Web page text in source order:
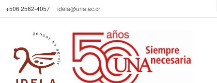
+506 2562-4057 idela@una.ac.cr